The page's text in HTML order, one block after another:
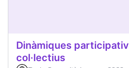
Dinàmiques
col·lectius